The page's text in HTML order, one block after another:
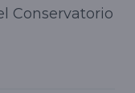
Conservatorio